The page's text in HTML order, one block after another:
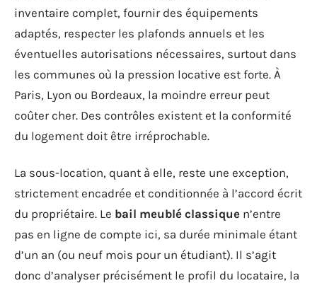
inventaire complet, fournir des équipements
adaptés, respecter les plafonds annuels et les
éventuelles autorisations nécessaires, surtout dans
les communes où la pression locative est forte. À
Paris, Lyon ou Bordeaux, la moindre erreur peut
coûter cher. Des contrôles existent et la conformité
du logement doit être irréprochable.
La sous-location, quant à elle, reste une exception,
strictement encadrée et conditionnée à l’accord écrit
du propriétaire. Le bail meublé classique n’entre
pas en ligne de compte ici, sa durée minimale étant
d’un an (ou neuf mois pour un étudiant). Il s’agit
donc d’analyser précisément le profil du locataire, la